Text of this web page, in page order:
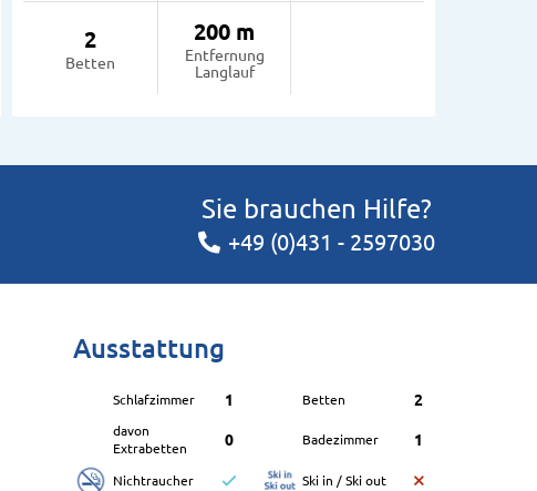
2
Betten
200 m
Entfernung
Langlauf
Sie brauchen Hilfe?
+49 (0)431 - 2597030
Ausstattung
Schlafzimmer 1 Betten 2
davon
Extrabetten
0 Badezimmer 1
Nichtraucher Ski in / Ski out